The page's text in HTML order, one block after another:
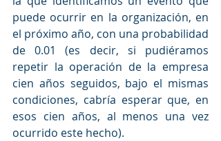
puede ocurrir en la organización, en
el próximo año, con una probabilidad
de 0.01 (es decir, si pudiéramos
repetir la operación de la empresa
cien años seguidos, bajo el mismas
condiciones, cabría esperar que, en
esos cien años, al menos una vez
ocurrido este hecho).